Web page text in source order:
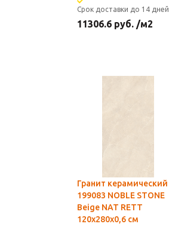
Срок доставки до 14 дней
11306.6 руб. /м2
Гранит керамический
199083 NOBLE STONE
Beige NAT RETT
120x280x0,6 см